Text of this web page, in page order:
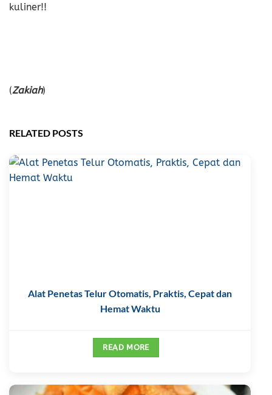
kuliner!!
(Zakiah)
RELATED POSTS
Alat Penetas Telur Otomatis, Praktis, Cepat dan
Hemat Waktu
READ MORE